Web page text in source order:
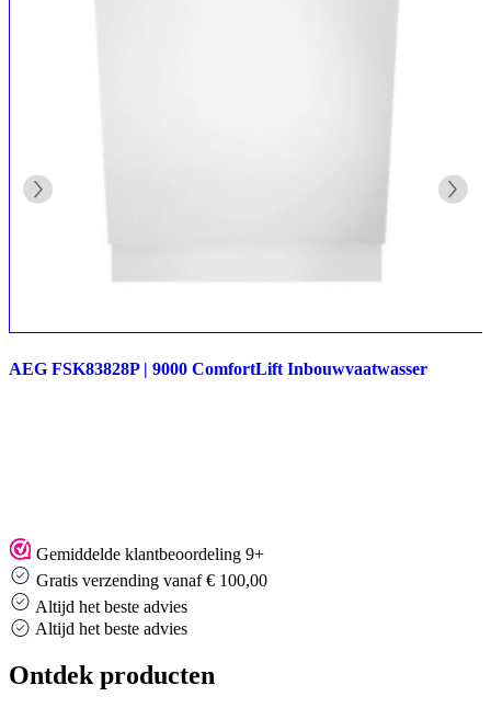
AEG FSK83828P | 9000 ComfortLift Inbouwvaatwasser
Gemiddelde klantbeoordeling 9+
Gratis verzending vanaf € 100,00
Altijd het beste advies
Altijd het beste advies
Ontdek producten